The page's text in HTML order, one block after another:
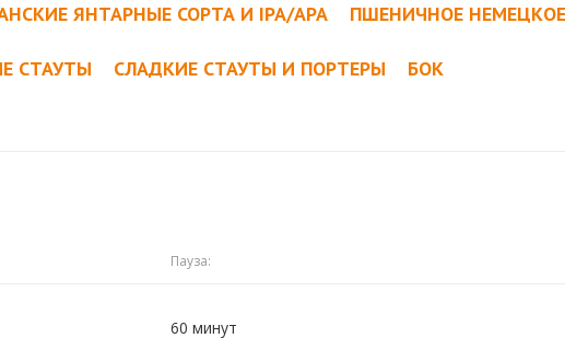
ЯНТАРНЫЕ СОРТА И IPA/APA ПШЕНИЧНОЕ
СТАУТЫ СЛАДКИЕ СТАУТЫ И ПОРТЕРЫ БОК
Пауза:
60 минут